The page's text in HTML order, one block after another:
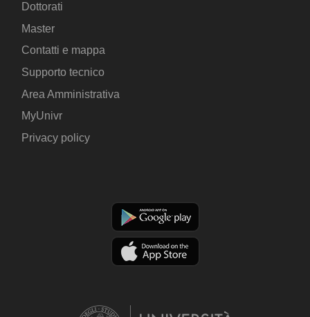
Dottorati
Master
Contatti e mappa
Supporto tecnico
Area Amministrativa
MyUnivr
Privacy policy